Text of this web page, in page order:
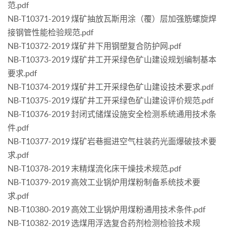
范.pdf
NB-T10371-2019 煤矿抽放瓦斯用涂（覆）层加强筋螺旋焊
接钢管性能检验规范.pdf
NB-T10372-2019 煤矿井下用钢塑复合防护网.pdf
NB-T10373-2019 煤矿井工开采绿色矿山建设规划编制基本
要求.pdf
NB-T10374-2019 煤矿井工开采绿色矿山建设技术要求.pdf
NB-T10375-2019 煤矿井工开采绿色矿山建设评价规范.pdf
NB-T10376-2019 封闭式储煤设施安全检测系统通用技术条
件.pdf
NB-T10377-2019 煤矿岩巷掘进空气柱装药光面爆破技术要
求.pdf
NB-T10378-2019 末精煤流化床干燥技术规范.pdf
NB-T10379-2019 高效工业锅炉用煤粉制备系统技术要
求.pdf
NB-T10380-2019 高效工业锅炉用煤粉通用技术条件.pdf
NB-T10382-2019 选煤用浮选复合药剂检测检验技术规